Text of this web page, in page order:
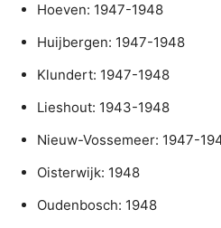
Hoeven: 1947-1948
Huijbergen: 1947-1948
Klundert: 1947-1948
Lieshout: 1943-1948
Nieuw-Vossemeer: 1947-
Oisterwijk: 1948
Oudenbosch: 1948